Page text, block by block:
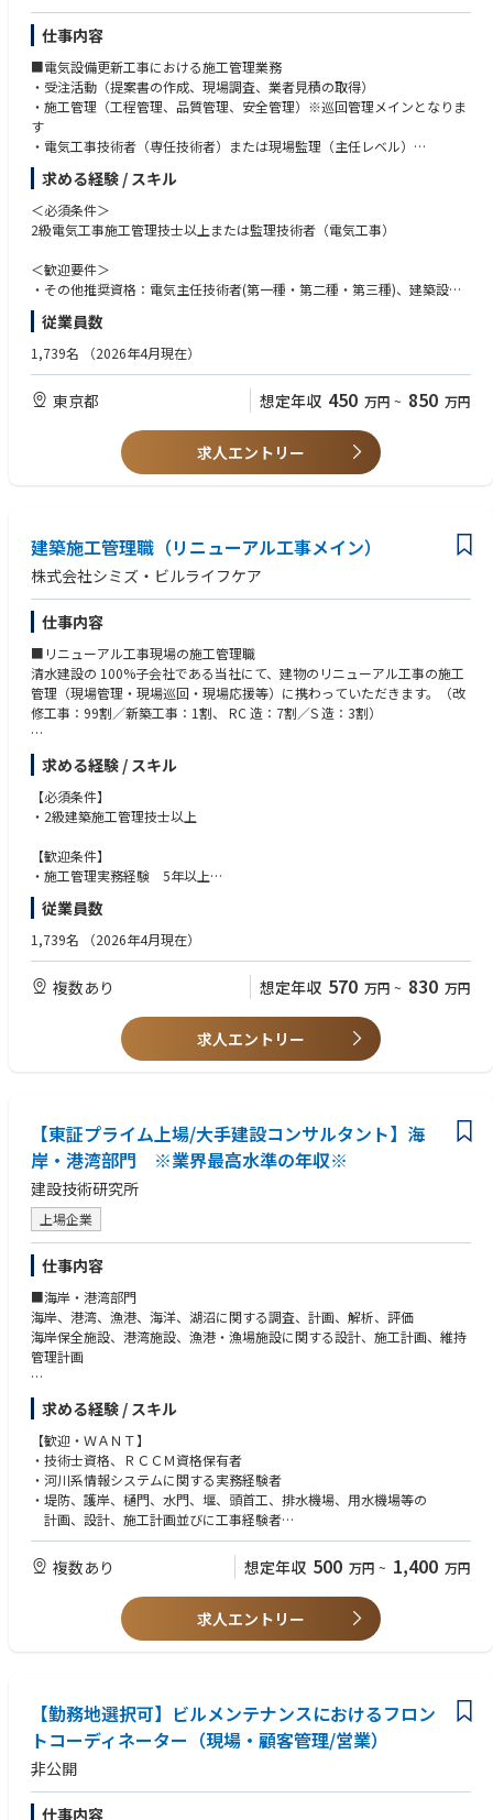
も豊富にあります。
部署内は、20 代～60 代までがバランス良く在籍しており、計 35 名で構
組んでいただけます。シニア給制度も導入しており、定年後も 第一線で活
躍できる環境が整っています。
仕事内容
■電気設備更新工事における施工管理業務
・受注活動（提案書の作成、現場調査、業者見積の取得）
・施工管理（工程管理、品質管理、安全管理）※巡回管理メインとなりま
す
・電気工事技術者（専任技術者）または現場監理（主任レベル）
・現場施工管理における支援業務
・研修センターにおける研修講師
などの業務を基本とする
・対象設備 配電設備や受変電設備、照明器具など
設備全般のリニューアル）及び新築工事の工事施工管理が中心になりま
す。当社ビル管理部門から発生する設備・電気等のリニューアルの技術支
援も担当する場合があります。ご経験やご希望があれば、研修講師として
後進の育成にも携わっていただく事が可能です。
■業務上の魅力
清水建設の 100％子会社として、その手がけた事務所、学校、病院、工
場、データセンター等様々な用途の建物の生涯を当社ビル管理部門でお引
ゼネコン系の管理会社として、省エネルギー・CO2 削減等、地球環境問題
に対する社会要請に積極的に応えられる技術とノウハウを蓄積・活用して
開し、着実な発展が期待できます。
求める経験 / スキル
＜必須条件＞
2級電気工事施工管理技士以上または監理技術者（電気工事）
＜歓迎要件＞
・その他推奨資格：電気主任技術者(第一種・第二種・第三種)、建築設備
士 等
・ゼネコン・サブコンでの勤務経験者や、管理会社等での勤務経験者
・電気設備工事（配電設備や受変電設備、照明器具）の施工管理経験があ
従業員数
1,739名 （2026年4月現在）
東京都 想定年収 450 万円 ~ 850 万円
求人エントリー
建築施工管理職（リニューアル工事メイン）
株式会社シミズ・ビルライフケア
仕事内容
■リニューアル工事現場の施工管理職
清水建設の 100%子会社である当社にて、建物のリニューアル工事の施工
管理（現場管理・現場巡回・現場応援等）に携わっていただきます。（改
修工事：99割／新築工事：1割、 RC 造：7割／S 造：3割）
※リニューアル工事とは･･････マンション、オフィス等の修繕工事／ホテ
ル・商業施設等の改修工事、耐震補強等の補修工事、設備の更新工事。案
件は、マンション・大学・ビル・病院など。数日～数週間の諸口工事や、
年単位での修繕工事等、様々あります。
■業務上の魅力
当社のリニューアル工事（元請）の施工管理、マネジメントが中心になり
夜勤はほとんど発生せず、現場の多くが日勤業務となります。
業務の幅も広く、今までのご経験を活かせるキャリアパスをご用意してお
ります。
また、親会社の清水建設からの案件やお客様紹介などから同社のサービス
に繋がることも多く、タワーマンション等の大規模修繕工事にも携わるこ
※タワーマンションの大規模修繕では、日本一の施工実績があります（20
26年3月時点／81 棟）。
求める経験 / スキル
【必須条件】
・2級建築施工管理技士以上
【歓迎条件】
・施工管理実務経験 5年以上
・ゼネコン、サブコンでの勤務経験者
・現場代理人経験がある方
・マネジメント経験がある方
従業員数
1,739名 （2026年4月現在）
複数あり 想定年収 570 万円 ~ 830 万円
求人エントリー
【東証プライム上場/大手建設コンサルタント】海
岸・港湾部門 ※業界最高水準の年収※
建設技術研究所
上場企業
仕事内容
■海岸・港湾部門
海岸、港湾、漁港、海洋、湖沼に関する調査、計画、解析、評価
海岸保全施設、港湾施設、漁港・漁場施設に関する設計、施工計画、維持
管理計画
＜クライアント＞
・ 国（国土交通省、環境省、総務省、農林水産省など）
・ 地方公共団体
・ 独立行政法人、財団、社団
・ 民間企業（首都高速道路、JR東日本、東京ガスなど）
求める経験 / スキル
【歓迎・ＷＡＮＴ】
・技術士資格、ＲＣＣＭ資格保有者
・河川系情報システムに関する実務経験者
・堤防、護岸、樋門、水門、堰、頭首工、排水機場、用水機場等の
計画、設計、施工計画並びに工事経験者
・ゲート、ポンプ等機電設備、建屋の計画・設計経験者
・学校又は企業で、海岸・港湾・漁港に関する企画・調査・設計に携わっ
た経験のある方
複数あり 想定年収 500 万円 ~ 1,400 万円
求人エントリー
【勤務地選択可】ビルメンテナンスにおけるフロン
トコーディネーター（現場・顧客管理/営業）
非公開
仕事内容